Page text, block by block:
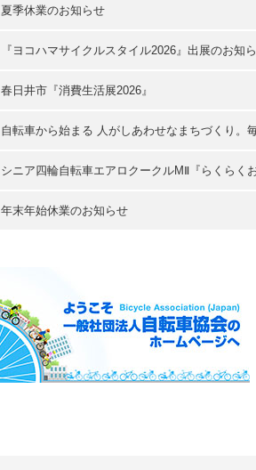
夏季休業のお知らせ
『ヨコハマサイクルスタイル2026』出展のお知
春日井市『消費生活展2026』
自転車から始まる 人がしあわせなまちづくり。
シニア四輪自転車エアロクークルMⅡ『らくらく
年末年始休業のお知らせ